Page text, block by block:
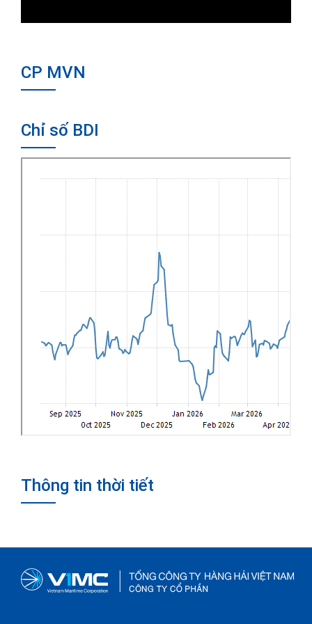
CP MVN
Chỉ số BDI
Thông tin thời tiết